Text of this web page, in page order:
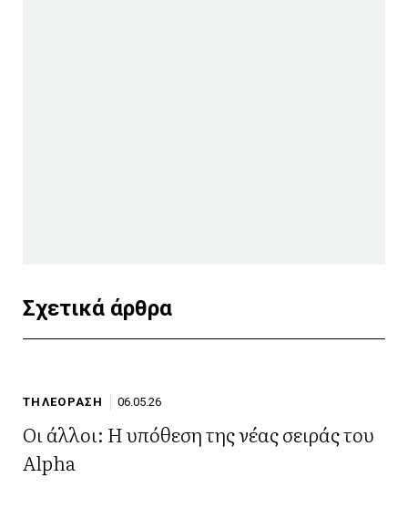
Σχετικά άρθρα
ΤΗΛΕΟΡΑΣΗ 06.05.26
Οι άλλοι: Η υπόθεση της νέας σειράς του
Alpha